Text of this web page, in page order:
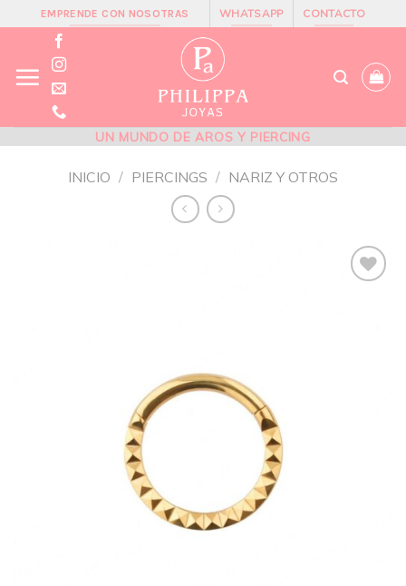
content
EMPRENDE CON NOSOTRAS WHATSAPP CONTACTO
UN MUNDO DE AROS Y PIERCING
INICIO / PIERCINGS / NARIZ Y OTROS